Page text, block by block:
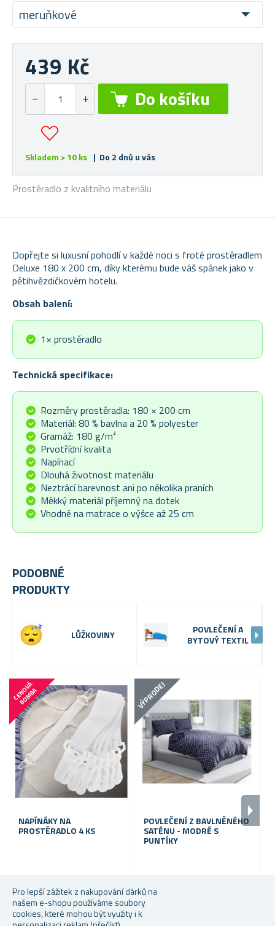
Pro lepší zážitek z nakupování dárků na
našem e-shopu používáme soubory
cookies, které mohou být využity i k
meruňkové
Prostěradlo z kvalitního materiálu
439 Kč
Skladem > 10 ks | Do 2 dnů u vás
Dopřejte si luxusní pohodlí v každé noci s froté prostěradlem
Deluxe 180 x 200 cm, díky kterému bude váš spánek jako v
pětihvězdičkovém hotelu.
Obsah balení:
1× prostěradlo
Technická specifikace:
Rozměry prostěradla: 180 × 200 cm
Materiál: 80 % bavlna a 20 % polyester
Gramáž: 180 g/m²
Prvotřídní kvalita
Napínací
Dlouhá životnost materiálu
Neztrácí barevnost ani po několika praních
Měkký materiál příjemný na dotek
Vhodné na matrace o výšce až 25 cm
PODOBNÉ
PRODUKTY
LŮŽKOVINY
POVLEČENÍ A
BYTOVÝ TEXTIL
C
E
N
O
V
Á
B
O
M
B
A
NAPÍNÁKY NA
PROSTĚRADLO 4 KS
39 Kč
Skladem
VÝPRODEJ
POVLEČENÍ Z BAVLNĚNÉHO
SATÉNU - MODRÉ S
PUNTÍKY
399 Kč
Skladem